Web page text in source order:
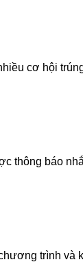
cơ hội
thông báo
trình và